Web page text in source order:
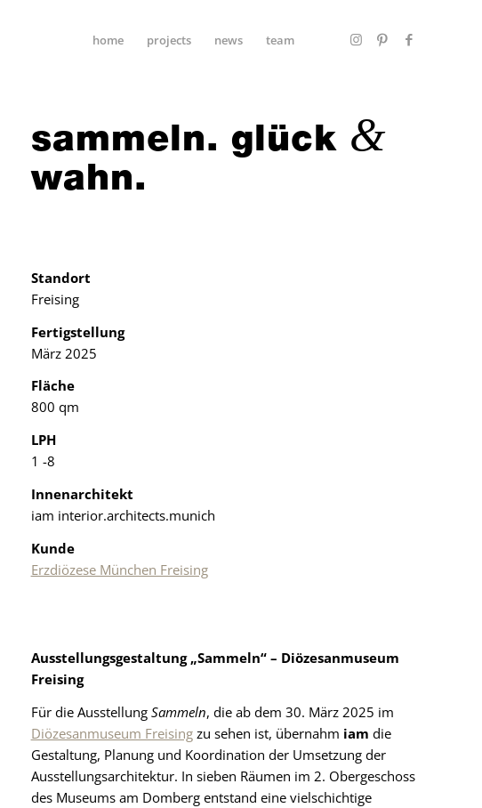
home projects news team
sammeln. glück &
wahn.
Standort
Freising
Fertigstellung
März 2025
Fläche
800 qm
LPH
1 -8
Innenarchitekt
iam interior.architects.munich
Kunde
Erzdiözese München Freising
Ausstellungsgestaltung „Sammeln“ – Diözesanmuseum
Freising
Für die Ausstellung Sammeln, die ab dem 30. März 2025 im
Diözesanmuseum Freisingzu sehen ist, übernahm iam die
Gestaltung, Planung und Koordination der Umsetzung der
Ausstellungsarchitektur. In sieben Räumen im 2. Obergeschoss
des Museums am Domberg entstand eine vielschichtige